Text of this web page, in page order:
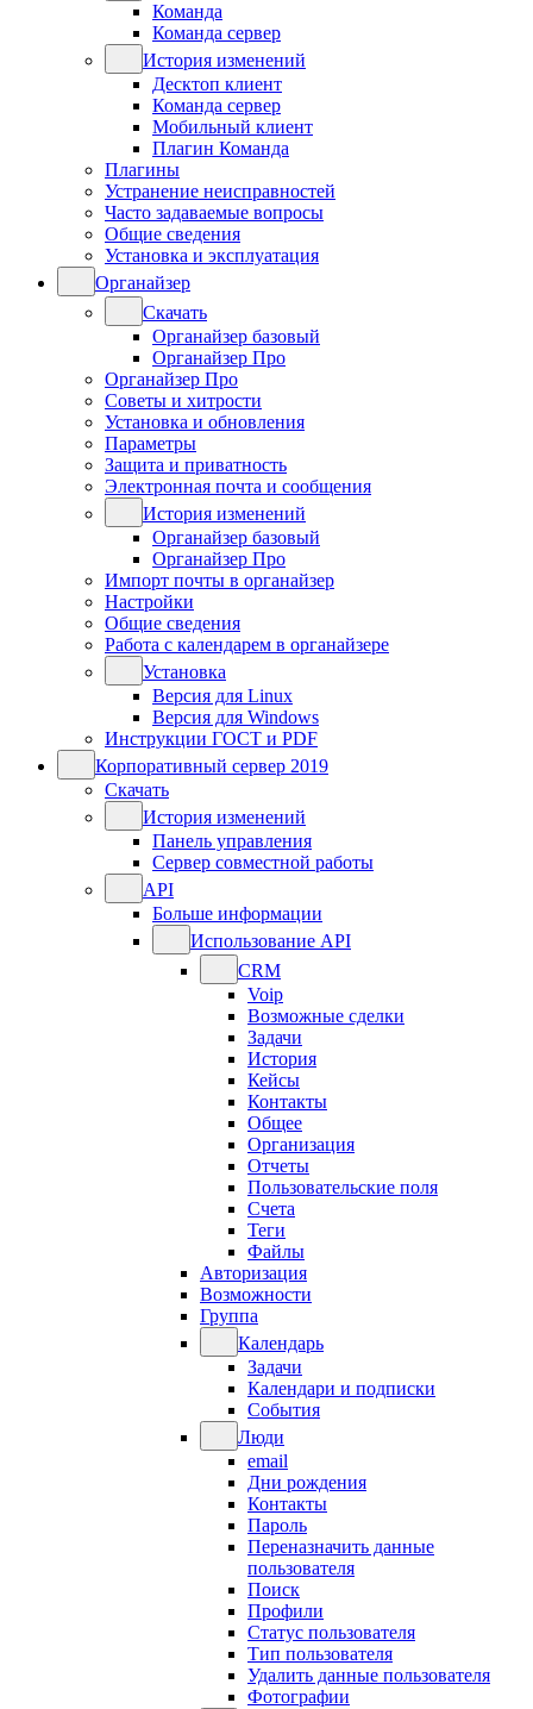
Команда
Команда сервер
История изменений
Десктоп клиент
Команда сервер
Мобильный клиент
Плагин Команда
Плагины
Устранение неисправностей
Часто задаваемые вопросы
Общие сведения
Установка и эксплуатация
Органайзер
Скачать
Органайзер базовый
Органайзер Про
Органайзер Про
Советы и хитрости
Установка и обновления
Параметры
Защита и приватность
Электронная почта и сообщения
История изменений
Органайзер базовый
Органайзер Про
Импорт почты в органайзер
Настройки
Общие сведения
Работа с календарем в органайзере
Установка
Версия для Linux
Версия для Windows
Инструкции ГОСТ и PDF
Корпоративный сервер 2019
Скачать
История изменений
Панель управления
Сервер совместной работы
API
Больше информации
Использование API
CRM
Voip
Возможные сделки
Задачи
История
Кейсы
Контакты
Общее
Организация
Отчеты
Пользовательские поля
Счета
Теги
Файлы
Авторизация
Возможности
Группа
Календарь
Задачи
Календари и подписки
События
Люди
email
Дни рождения
Контакты
Пароль
Переназначить данные
пользователя
Поиск
Профили
Статус пользователя
Тип пользователя
Удалить данные пользователя
Фотографии